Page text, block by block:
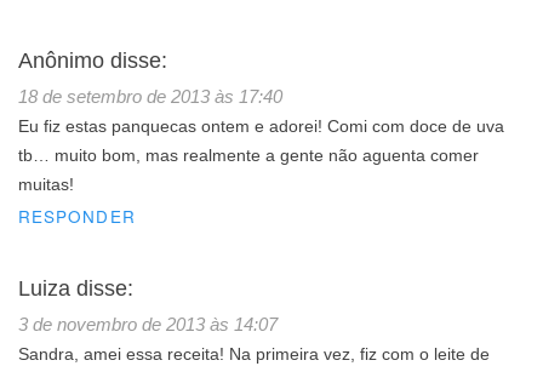
Anônimo disse:
18 de setembro de 2013 às 17:40
Eu fiz estas panquecas ontem e adorei! Comi com doce de uva
tb… muito bom, mas realmente a gente não aguenta comer
muitas!
RESPONDER
Luiza disse:
3 de novembro de 2013 às 14:07
Sandra, amei essa receita! Na primeira vez, fiz com o leite de